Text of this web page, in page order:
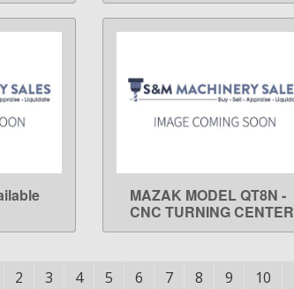
LEARN MORE
MAZAK MODEL QT8N -
CNC TURNING CENTER
2 3 4 5 6 7 8 9 10